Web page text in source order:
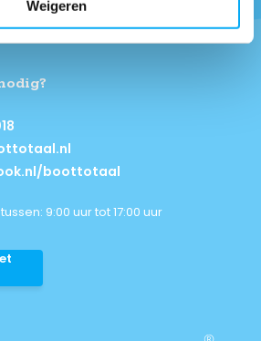
Weigeren
boottotaal
9:00 uur tot 17:00 uur